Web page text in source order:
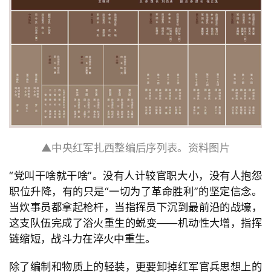
▲中央红军扎西整编后序列表。资料图片
“党叫干啥就干啥”。没有人计较官职大小，没有人抱怨
职位升降，有的只是“一切为了革命胜利 ”的坚定信念。
当炊事员都拿起枪杆，当指挥员下沉到最前沿的战壕，
这支队伍完成了浴火重生的蜕变——机动性大增，指挥
链缩短，战斗力在淬火中重生。
除了编制和物质上的轻装，更要卸掉红军官兵思想上的